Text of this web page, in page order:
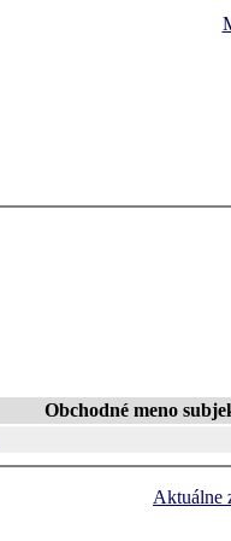
Obchodné meno
Aktuálne